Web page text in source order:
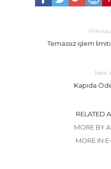
Temassız işlem
Next
Kapıda
RELATED
MORE BY
MORE IN